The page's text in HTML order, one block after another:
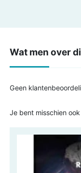
Wat men over
Geen
Je bent misschien